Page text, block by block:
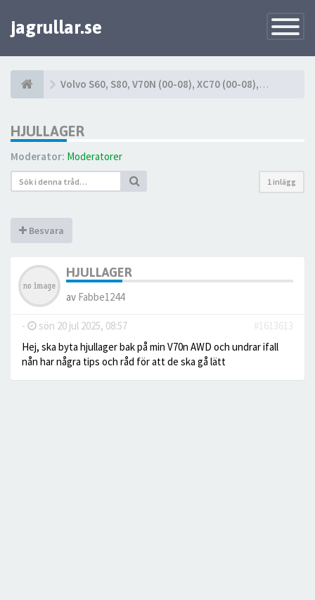
Toggle
jagrullar.se
Volvo S60, S80, V70N (00-08), XC70 (00-08), XC90 (03-14)
HJULLAGER
Moderator: Moderatorer
1 inlägg
Besvara
HJULLAGER
av Fabbe1244
- sön 20 jul 2025, 08:57
#1613613
Hej, ska byta hjullager bak på min V70n AWD och undrar ifall
nån har några tips och råd för att de ska gå lätt